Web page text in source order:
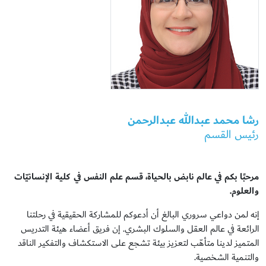
رشا محمد عبدالله عبدالرحمن
رئيس القسم
مرحبًا بكم في عالم نابض بالحياة، قسم علم النفس في كلية الإنسانيّات
والعلوم.
إنه لمن دواعي سروري البالغ أن أدعوكم للمشاركة الحقيقية في رحلتنا
الرائعة في عالم العقل والسلوك البشري. إن فريق أعضاء هيئة التدريس
المتميز لدينا متأهّب لتعزيز بيئة تشجع على الاستكشاف والتفكير الناقد
والتنمية الشخصية.